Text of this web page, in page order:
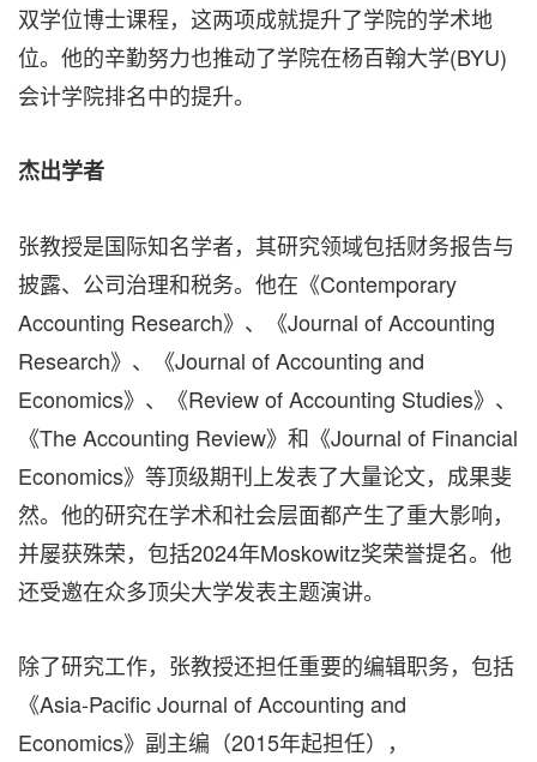
双学位博士课程，这两项成就提升了学院的学术地
位。他的辛勤努力也推动了学院在杨百翰大学(BYU)
会计学院排名中的提升。
杰出学者
张教授是国际知名学者，其研究领域包括财务报告与
披露、公司治理和税务。他在《Contemporary
Accounting Research》、《Journal of Accounting
Research》、《Journal of Accounting and
Economics》、《Review of Accounting Studies》、
《The Accounting Review》和《Journal of Financial
Economics》等顶级期刊上发表了大量论文，成果斐
然。他的研究在学术和社会层面都产生了重大影响，
并屡获殊荣，包括2024年Moskowitz奖荣誉提名。他
还受邀在众多顶尖大学发表主题演讲。
除了研究工作，张教授还担任重要的编辑职务，包括
《Asia-Pacific Journal of Accounting and
Economics》副主编（2015年起担任），